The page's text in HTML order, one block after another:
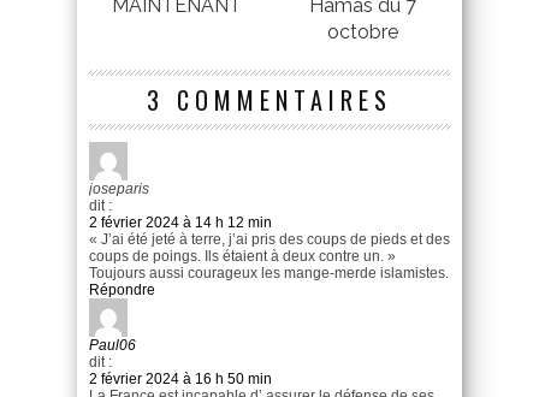
MAINTENANT
Hamas du 7
octobre
3 COMMENTAIRES
joseparis
dit :
2 février 2024 à 14 h 12 min
« J’ai été jeté à terre, j’ai pris des coups de pieds et des
coups de poings. Ils étaient à deux contre un. »
Toujours aussi courageux les mange-merde islamistes.
Répondre
Paul06
dit :
2 février 2024 à 16 h 50 min